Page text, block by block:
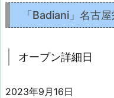
「Badiani」名古
オープン詳細日
2023年9月16日